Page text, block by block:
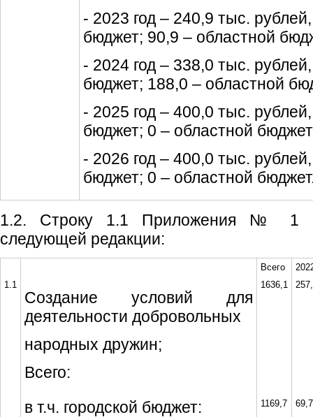
- 2023 год – 240,9 тыс.
бюджет; 90,9 – областной
- 2024 год – 338,0 тыс.
бюджет; 188,0 – областной
- 2025 год – 400,0 тыс.
бюджет; 0 – областной
- 2026 год – 400,0 тыс.
бюджет; 0 – областной
1.2. Строку 1.1 Приложения № 1
следующей редакции:
Всего
1.1
Создание условий для
деятельности добровольных
народных дружин;
Всего:
1636,1
в т.ч. городской бюджет: 1169,7 69,7